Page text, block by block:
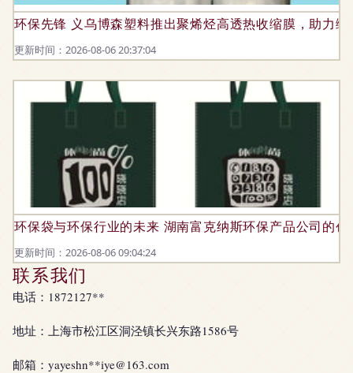
环保先锋 义乌博森塑料推出聚烯烃高透热收缩膜，助力
更新时间：2026-08-06 20:37:04
环保袋与环保行业的未来 湖南富克纳斯环保产品公司的创
更新时间：2026-08-06 09:04:24
联系我们
电话：1872127**
地址：上海市松江区洞泾镇长兴东路1586号
邮箱：yayeshn**iye@163.com